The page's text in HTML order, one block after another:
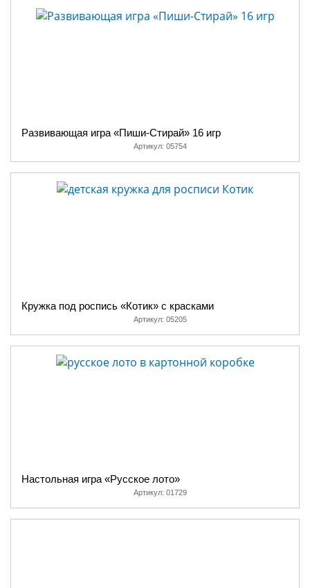
Развивающая игра «Пиши-Стирай» 16 игр
Артикул: 05754
Кружка под роспись «Котик» с красками
Артикул: 05205
Настольная игра «Русское лото»
Артикул: 01729